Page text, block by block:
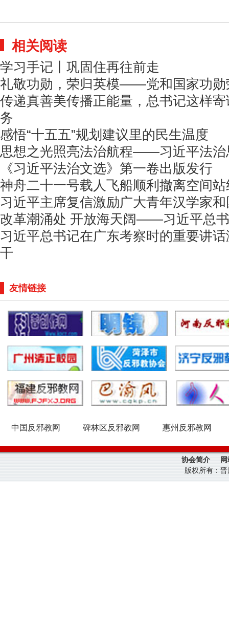
相关阅读
学习手记丨巩固住再往前走
礼敬功勋，荣归英模——党和国家功勋
传递真善美传播正能量，总书记这样
务
感悟“十五五”规划建议里的民生温度
思想之光照亮法治航程——习近平法治
《习近平法治文选》第一卷出版发行
神舟二十一号载人飞船顺利撤离空间
习近平主席复信激励广大青年汉学家
改革潮涌处 开放海天阔——习近平总
习近平总书记在广东考察时的重要讲
干
友情链接
中国反邪教网 碑林区反邪教网 惠州反邪教网
协会简介
版权所有：